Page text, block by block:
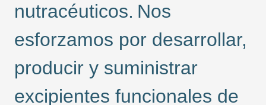
nutracéuticos. Nos
esforzamos por desarrollar,
producir y suministrar
excipientes funcionales de